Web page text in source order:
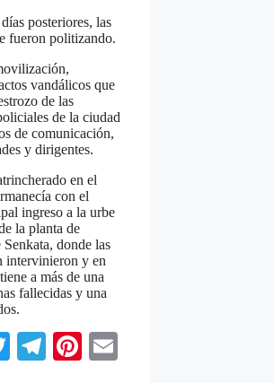
posteriores, las
fueron politizando.
vandálicos que
de las
de la ciudad
de comunicación,
y dirigentes.
en el
con el
ingreso a la urbe
la planta de
donde las
intervinieron y en
a más de una
fallecidas y una
TwitterTelegram
Pinterest